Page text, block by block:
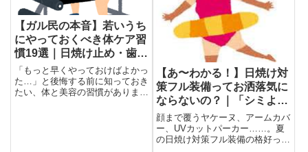
【ガル民の本音】若いうち
にやっておくべき体ケア習
慣19選｜日焼け止め・歯・
筋トレ・骨密度のリアル
「もっと早くやっておけばよかっ
た…」と後悔する前に知っておき
たい、体と美容の習慣がありま
【あ〜わかる！】日焼け対
策フル装備ってお洒落気に
ならないの？｜「シミより
大事なことある？」ガル民
の本音まとめ
顔まで覆うヤケーヌ、アームカバ
ー、UVカットパーカー……。夏
の日焼け対策フル装備の格好って